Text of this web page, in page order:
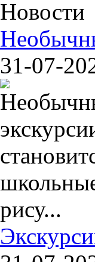
Новости
31-07-
рису...